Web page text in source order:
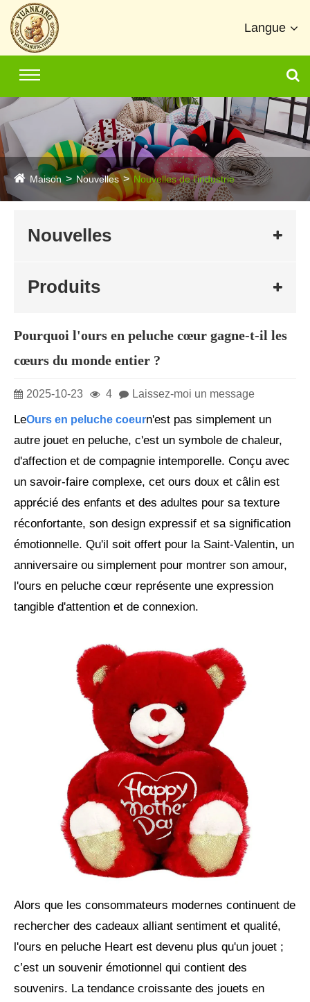
Langue
Maison Nouvelles Nouvelles de l'industrie
Nouvelles
Produits
Pourquoi l'ours en peluche cœur gagne-t-il les
cœurs du monde entier ?
2025-10-23 4 Laissez-moi un message
LeOurs en peluche coeurn'est pas simplement un
autre jouet en peluche, c'est un symbole de chaleur,
d'affection et de compagnie intemporelle. Conçu avec
un savoir-faire complexe, cet ours doux et câlin est
apprécié des enfants et des adultes pour sa texture
réconfortante, son design expressif et sa signification
émotionnelle. Qu'il soit offert pour la Saint-Valentin, un
anniversaire ou simplement pour montrer son amour,
l'ours en peluche cœur représente une expression
tangible d'attention et de connexion.
Alors que les consommateurs modernes continuent de
rechercher des cadeaux alliant sentiment et qualité,
l'ours en peluche Heart est devenu plus qu'un jouet ;
c’est un souvenir émotionnel qui contient des
souvenirs. La tendance croissante des jouets en